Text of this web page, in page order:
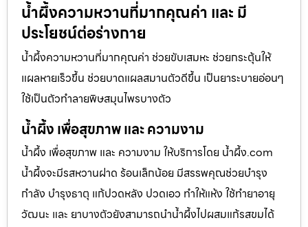
น้ำผึ้งความหวานที่มากคุณค่า และ มี
ประโยชน์ต่อร่างกาย
น้ำผึ้งความหวานที่มากคุณค่า ช่วยขับเสมหะ ช่วยกระตุ้นให้
แผลหายเร็วขึ้น ช่วยบาดแผลสมานตัวดีขึ้น เป็นยาระบายอ่อนๆ
ใช้เป็นตัวทำลายพิษสมุนไพรบางตัว
น้ำผึ้ง เพื่อสุขภาพ และ ความงาม
น้ำผึ้ง เพื่อสุขภาพ และ ความงาม ให้บริการโดย น้ำผึ้ง.com
น้ำผึ้งจะมีรสหวานฝาด ร้อนเล็กน้อย มีสรรพคุณช่วยบำรุง
กำลัง บำรุงธาตุ แก้ปวดหลัง ปวดเอว ทำให้แห้ง ใช้ทำยาอายุ
วัฒนะ และ ยาบางตัวยังสามารถนำน้ำผึ้งไปผสมแก้รสขมได้